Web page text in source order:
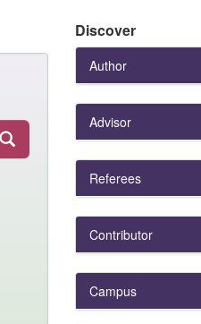
Discover
Author
Advisor
Referees
Contributor
Campus